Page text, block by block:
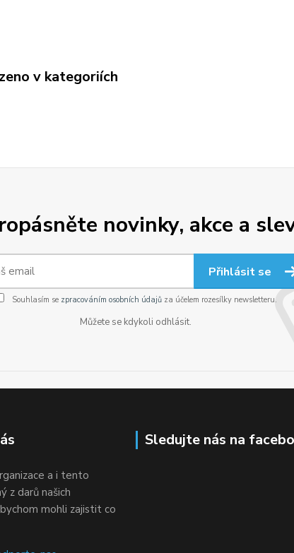
v kategoriích
novinky, akce a
Přihlásit se
Souhlasím se zpracováním osobních údajůza účelem rozesílky newsletteru.
Můžete se kdykoli odhlásit.
a i tento
z darů našich
mohli zajistit co
Sledujte nás na